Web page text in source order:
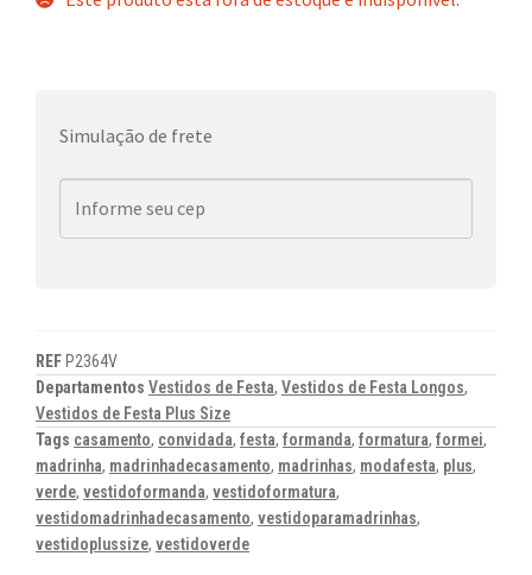
Simulação de frete
REF P2364V
Departamentos Vestidos de Festa, Vestidos de Festa Longos,
Vestidos de Festa Plus Size
Tags casamento, convidada, festa, formanda, formatura, formei,
madrinha, madrinhadecasamento, madrinhas, modafesta, plus,
verde, vestidoformanda, vestidoformatura,
vestidomadrinhadecasamento, vestidoparamadrinhas,
vestidoplussize, vestidoverde